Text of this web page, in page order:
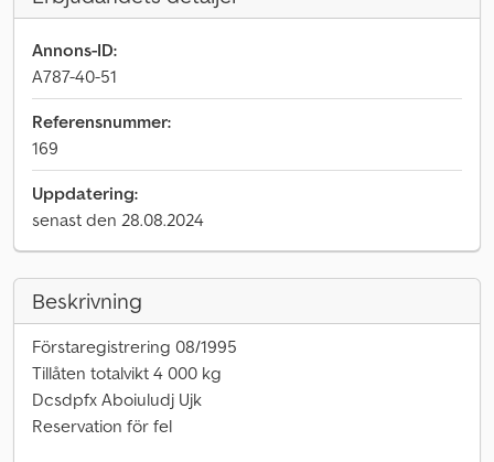
Annons-ID:
A787-40-51
Referensnummer:
169
Uppdatering:
senast den 28.08.2024
Beskrivning
Förstaregistrering 08/1995
Tillåten totalvikt 4 000 kg
Dcsdpfx Aboiuludj Ujk
Reservation för fel